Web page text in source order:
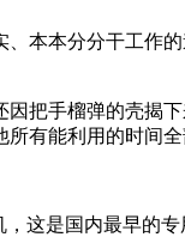
本本分分干工作
把手榴弹的壳揭
有能利用的时间全
这是国内最早的